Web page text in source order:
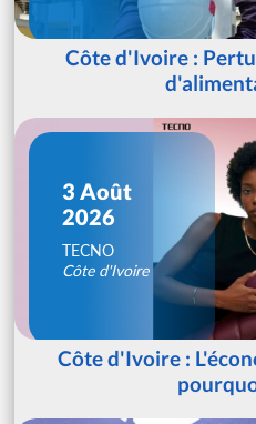
Côte d'Ivoire :
3 Août
2026
TECNO
Côte d'Ivoire
Côte d'Ivoire :